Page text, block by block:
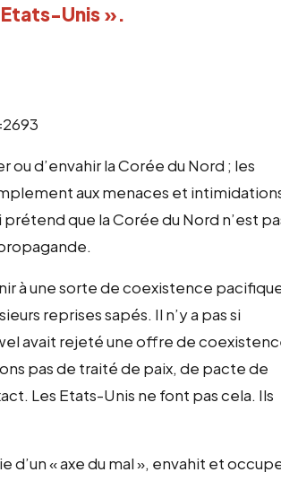
Unis ».
ou d’envahir la Corée du Nord ; les
aux menaces et
que la Corée du Nord n’est
à une sorte de coexistence
reprises sapés. Il n’y a pas si
avait rejeté une offre de
pas de traité de paix, de pacte de
Les Etats-Unis ne font pas cela. Ils
« axe du mal », envahit et